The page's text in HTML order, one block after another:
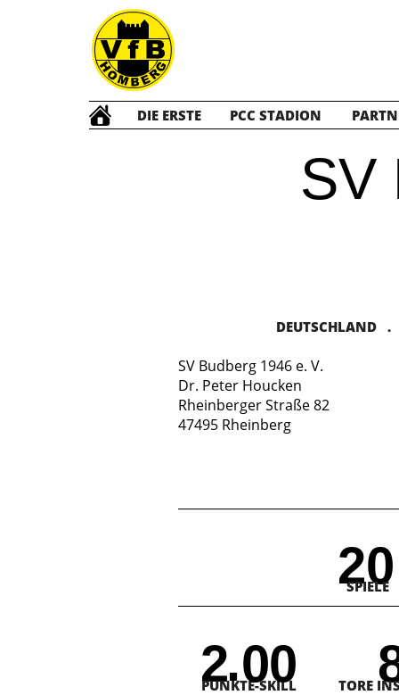
DIE ERSTE PCC STADION
SV
DEUTSCHLAND .
SV Budberg 1946 e. V.
Dr. Peter Houcken
Rheinberger Straße 82
47495 Rheinberg
20
SPIELE
2
PUNKTE-SKILL
.00 TORE